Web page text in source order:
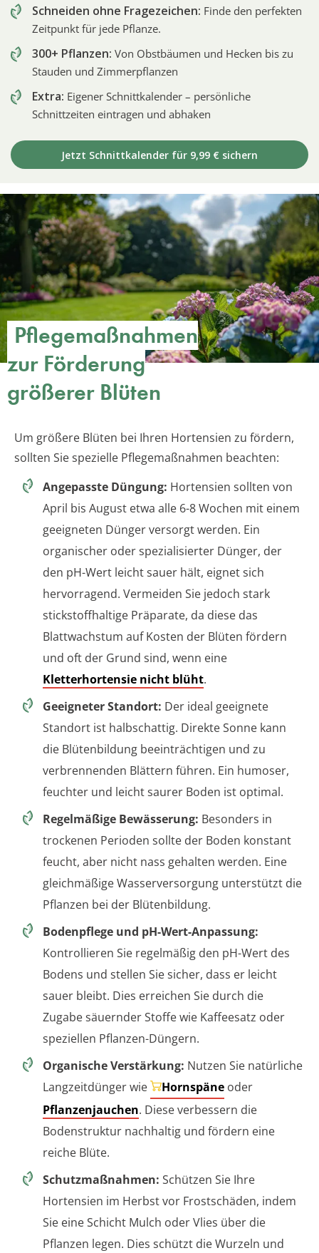
Schneiden ohne Fragezeichen: Finde den perfekten
Zeitpunkt für jede Pflanze.
300+ Pflanzen: Von Obstbäumen und Hecken bis zu
Stauden und Zimmerpflanzen
Extra: Eigener Schnittkalender – persönliche
Schnittzeiten eintragen und abhaken
Jetzt Schnittkalender für 9,99 € sichern
Pflegemaßnahmen
zur Förderung
größerer Blüten
Um größere Blüten bei Ihren Hortensien zu fördern,
sollten Sie spezielle Pflegemaßnahmen beachten:
Angepasste Düngung: Hortensien sollten von
April bis August etwa alle 6-8 Wochen mit einem
geeigneten Dünger versorgt werden. Ein
organischer oder spezialisierter Dünger, der
den pH-Wert leicht sauer hält, eignet sich
hervorragend. Vermeiden Sie jedoch stark
stickstoffhaltige Präparate, da diese das
Blattwachstum auf Kosten der Blüten fördern
und oft der Grund sind, wenn eine
Kletterhortensie nicht blüht.
Geeigneter Standort: Der ideal geeignete
Standort ist halbschattig. Direkte Sonne kann
die Blütenbildung beeinträchtigen und zu
verbrennenden Blättern führen. Ein humoser,
feuchter und leicht saurer Boden ist optimal.
Regelmäßige Bewässerung: Besonders in
trockenen Perioden sollte der Boden konstant
feucht, aber nicht nass gehalten werden. Eine
gleichmäßige Wasserversorgung unterstützt die
Pflanzen bei der Blütenbildung.
Bodenpflege und pH-Wert-Anpassung:
Kontrollieren Sie regelmäßig den pH-Wert des
Bodens und stellen Sie sicher, dass er leicht
sauer bleibt. Dies erreichen Sie durch die
Zugabe säuernder Stoffe wie Kaffeesatz oder
speziellen Pflanzen-Düngern.
Organische Verstärkung: Nutzen Sie natürliche
Langzeitdünger wie
Hornspäne oder
Pflanzenjauchen. Diese verbessern die
Bodenstruktur nachhaltig und fördern eine
reiche Blüte.
Schutzmaßnahmen: Schützen Sie Ihre
Hortensien im Herbst vor Frostschäden, indem
Sie eine Schicht Mulch oder Vlies über die
Pflanzen legen. Dies schützt die Wurzeln und